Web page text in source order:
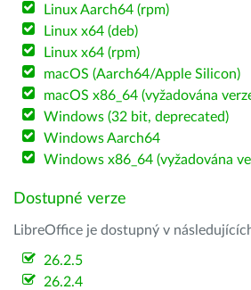
Linux Aarch64 (rpm)
Linux x64 (deb)
Linux x64 (rpm)
macOS (Aarch64/Apple Silicon)
macOS x86_64 (vyžadována
Windows (32 bit, deprecated)
Windows Aarch64
Windows x86_64 (vyžadována
Dostupné verze
LibreOffice je dostupný v
26.2.5
26.2.4